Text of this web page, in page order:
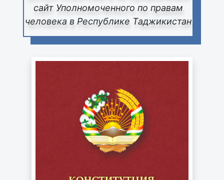
сайт Уполномоченного по правам
человека в Республике Таджикистан